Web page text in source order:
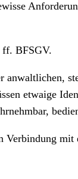
ff. BFSGV.
etwaige